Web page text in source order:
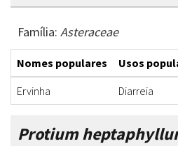
Família: Asteraceae
Nomes populares Usos
Ervinha
Diarreia
Protium